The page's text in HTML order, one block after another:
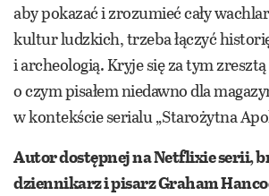
aby pokazać i zrozumieć cały
kultur ludzkich, trzeba łączyć
i archeologią. Kryje się za tym zresztą
o czym pisałem niedawno dla
w kontekście serialu „Starożytna
Autor dostępnej na Netflixie serii,
dziennikarz i pisarz Graham